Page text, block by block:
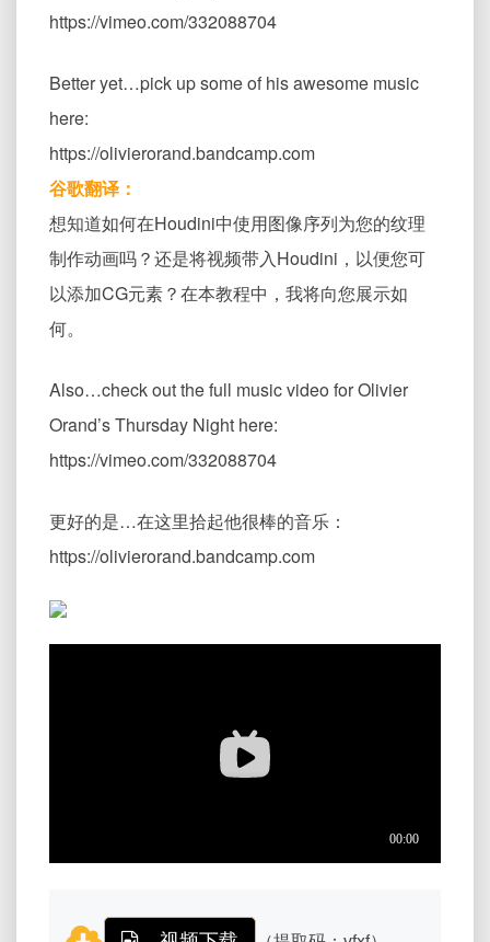
https://vimeo.com/332088704
Better yet…pick up some of his awesome music
here:
https://olivierorand.bandcamp.com
谷歌翻译：
想知道如何在Houdini中使用图像序列为您的纹理
制作动画吗？还是将视频带入Houdini，以便您可
以添加CG元素？在本教程中，我将向您展示如
何。
Also…check out the full music video for Olivier
Orand’s Thursday Night here:
https://vimeo.com/332088704
更好的是…在这里拾起他很棒的音乐：
https://olivierorand.bandcamp.com